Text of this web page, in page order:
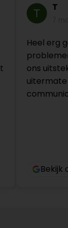
T
Heel erg
ons
uitermate
Bekijk